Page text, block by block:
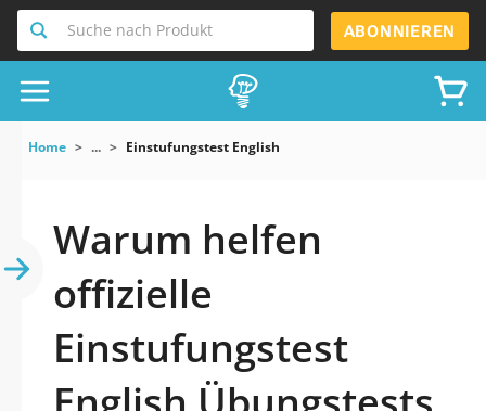
Suche nach Produkt ABONNIEREN
Home ... Einstufungstest English
Warum helfen
offizielle
Einstufungstest